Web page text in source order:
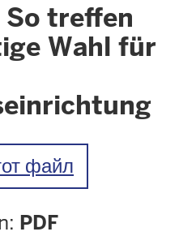
treffen
Wahl für
файл
PDF